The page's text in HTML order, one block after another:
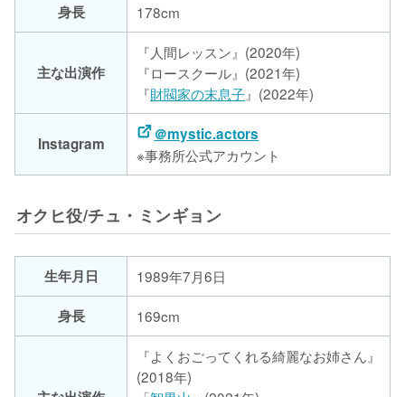
身長
178cm
主な出演作
『人間レッスン』(2020年)
『ロースクール』(2021年)
『財閥家の末息子』(2022年)
Instagram
＠mystic.actors
※事務所公式アカウント
オクヒ役/チュ・ミンギョン
生年月日
1989年7月6日
身長
169cm
『よくおごってくれる綺麗なお姉さん』
(2018年)